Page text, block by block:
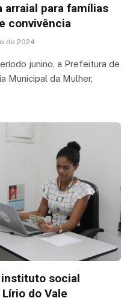
arraial para famílias
convivência
de 2024
junino, a Prefeitura de
Municipal da Mulher,
instituto social
do Vale